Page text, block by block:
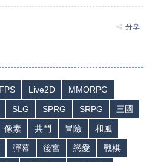
分享
FPS Live2D
MMORPG
SLG SPRG SRPG
三國
像素 共鬥 冒險
和風
彈幕 後宮 戀愛
戰棋